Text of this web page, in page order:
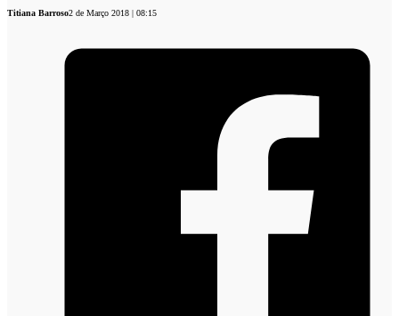
Titiana Barroso2 de Março 2018 | 08:15